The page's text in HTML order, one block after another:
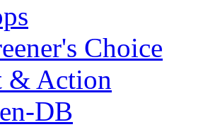
Choice
& Action
DB